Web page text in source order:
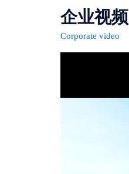
企业视频
Corporate video